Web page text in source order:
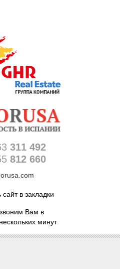
311 492
812 660
в закладки
Вам в
минут